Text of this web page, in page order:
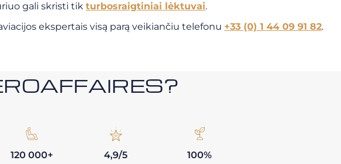
gali skristi tik turbosraigtiniai lėktuvai.
ekspertais visą parą veikiančiu telefonu +33 (0) 1 44 09 91 82.
120 000+
4,9/5
100%